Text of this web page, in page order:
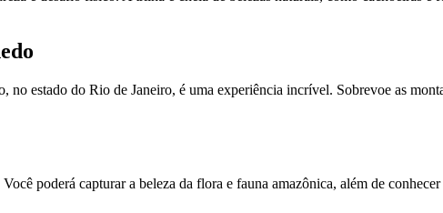
no estado do Rio de Janeiro, é uma experiência incrível. Sobrevoe as
poderá capturar a beleza da flora e fauna amazônica, além de